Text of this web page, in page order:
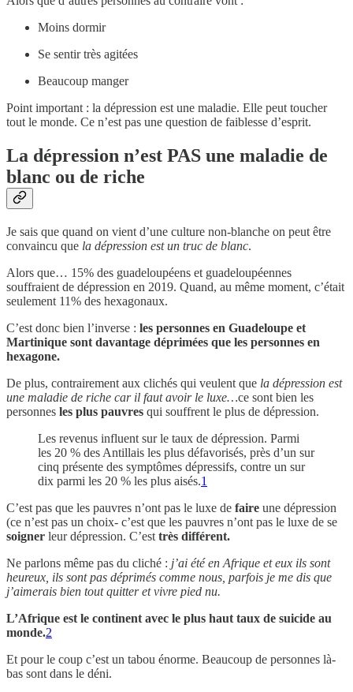
Moins dormir
Se sentir très agitées
Beaucoup manger
Point important : la dépression est une maladie. Elle peut toucher
tout le monde. Ce n’est pas une question de faiblesse d’esprit.
La dépression n’est PAS une maladie de
blanc ou de riche
Je sais que quand on vient d’une culture non-blanche on peut être
convaincu que la dépression est un truc de blanc.
Alors que… 15% des guadeloupéens et guadeloupéennes
souffraient de dépression en 2019. Quand, au même moment, c’était
seulement 11% des hexagonaux.
C’est donc bien l’inverse : les personnes en Guadeloupe et
Martinique sont davantage déprimées que les personnes en
hexagone.
De plus, contrairement aux clichés qui veulent que la dépression est
une maladie de riche car il faut avoir le luxe…ce sont bien les
personnes les plus pauvres qui souffrent le plus de dépression.
Les revenus influent sur le taux de dépression. Parmi
les 20 % des Antillais les plus défavorisés, près d’un sur
cinq présente des symptômes dépressifs, contre un sur
dix parmi les 20 % les plus aisés.1
C’est pas que les pauvres n’ont pas le luxe de faire une dépression
(ce n’est pas un choix- c’est que les pauvres n’ont pas le luxe de se
soigner leur dépression. C’est très différent.
Ne parlons même pas du cliché : j’ai été en Afrique et eux ils sont
heureux, ils sont pas déprimés comme nous, parfois je me dis que
j’aimerais bien tout quitter et vivre pied nu.
L’Afrique est le continent avec le plus haut taux de suicide au
monde.2
Et pour le coup c’est un tabou énorme. Beaucoup de personnes là-
bas sont dans le déni.